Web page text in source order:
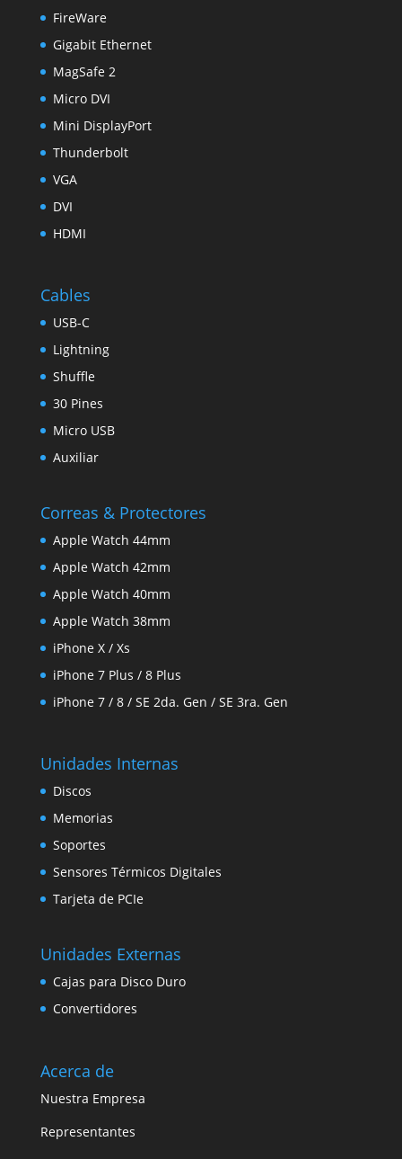
FireWare
Gigabit Ethernet
MagSafe 2
Micro DVI
Mini DisplayPort
Thunderbolt
VGA
DVI
HDMI
Cables
USB-C
Lightning
Shuffle
30 Pines
Micro USB
Auxiliar
Correas & Protectores
Apple Watch 44mm
Apple Watch 42mm
Apple Watch 40mm
Apple Watch 38mm
iPhone X / Xs
iPhone 7 Plus / 8 Plus
iPhone 7 / 8 / SE 2da. Gen / SE 3ra. Gen
Unidades Internas
Discos
Memorias
Soportes
Sensores Térmicos Digitales
Tarjeta de PCIe
Unidades Externas
Cajas para Disco Duro
Convertidores
Acerca de
Nuestra Empresa
Representantes